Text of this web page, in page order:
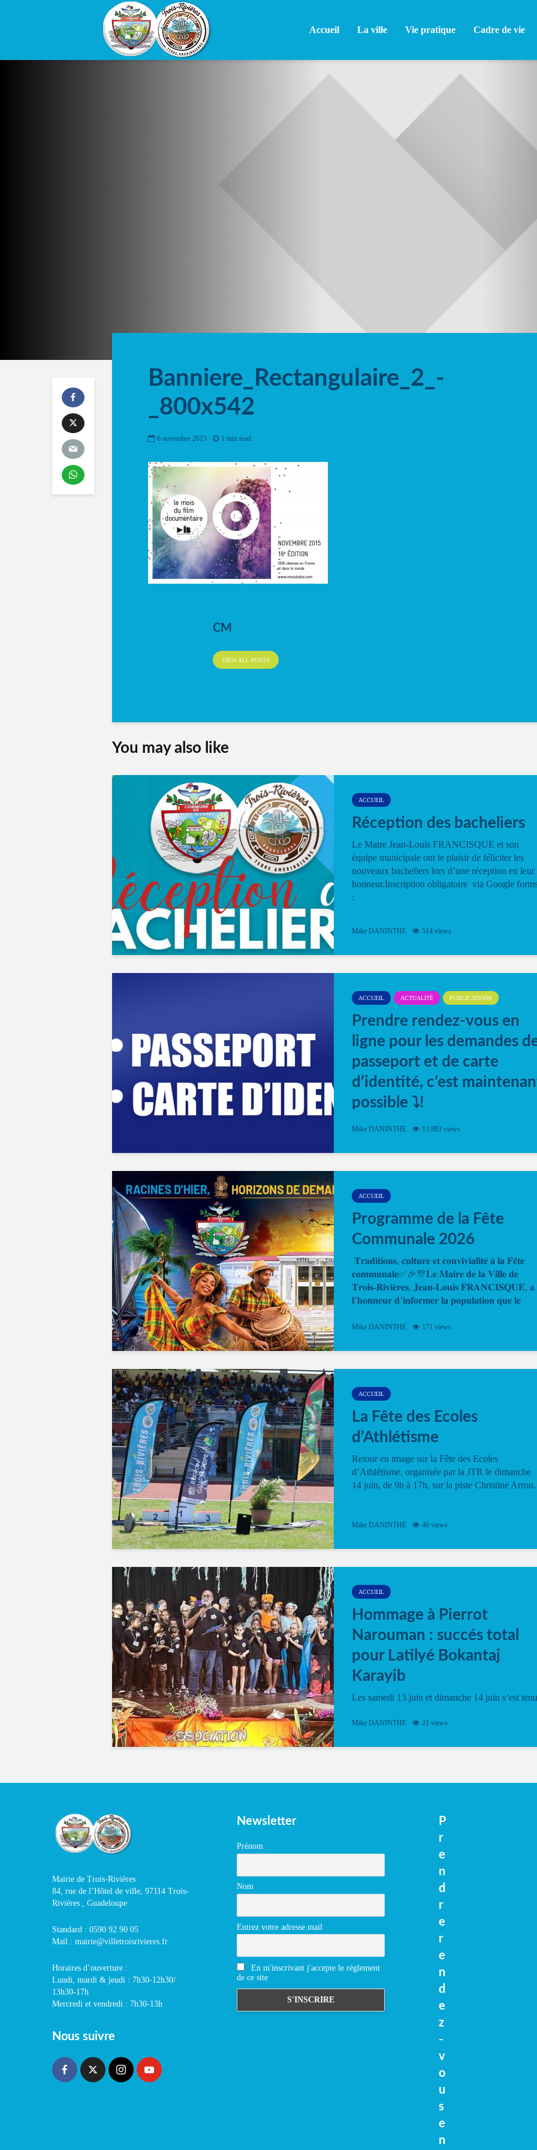
Accueil La ville Vie pratique Cadre de vie
Banniere_Rectangulaire_2_-
_800x542
6 novembre 2015 1 min read
CM
VIEW ALL POSTS
You may also like
ACCUEIL
Réception des bacheliers
Le Maire Jean-Louis FRANCISQUE et son
équipe municipale ont le plaisir de féliciter les
nouveaux bacheliers lors d’une réception en leur
honneur.Inscription obligatoire via Google
:
Mike DANINTHE 514 views
ACCUEIL ACTUALITÉ PUBLICATIONS
Prendre rendez-vous en
ligne pour les demandes
passeport et de carte
d’identité, c’est
possible ⤵️!
Désormais, il est possible de prendre rendez-
Mike DANINTHE 13 883 views
ACCUEIL
Programme de la Fête
Communale 2026
𝐓𝐫𝐚𝐝𝐢𝐭𝐢𝐨𝐧𝐬, 𝐜𝐮𝐥𝐭𝐮𝐫𝐞 𝐞𝐭 𝐜𝐨𝐧𝐯𝐢𝐯𝐢𝐚𝐥𝐢𝐭𝐞́ 𝐚̀ 𝐥𝐚 𝐅𝐞̂𝐭𝐞
𝐜𝐨𝐦𝐦𝐮𝐧𝐚𝐥𝐞✅🎉🎊𝐋𝐞 𝐌𝐚𝐢𝐫𝐞 𝐝𝐞 𝐥𝐚 𝐕𝐢𝐥𝐥𝐞 𝐝𝐞
𝐓𝐫𝐨𝐢𝐬-𝐑𝐢𝐯𝐢𝐞̀𝐫𝐞𝐬, 𝐉𝐞𝐚𝐧-𝐋𝐨𝐮𝐢𝐬 𝐅𝐑𝐀𝐍𝐂𝐈𝐒𝐐𝐔𝐄, 𝐚
𝐥’𝐡𝐨𝐧𝐧𝐞𝐮𝐫 𝐝’𝐢𝐧𝐟𝐨𝐫𝐦𝐞𝐫 𝐥𝐚 𝐩𝐨𝐩𝐮𝐥𝐚𝐭𝐢𝐨𝐧 𝐪𝐮𝐞 𝐥𝐞
Mike DANINTHE 171 views
ACCUEIL
La Fête des Ecoles
d’Athlétisme
Retour en image sur la Fête des Ecoles
d’Athlétisme, organisée par la JTR le dimanche
14 juin, de 9h à 17h, sur la piste Christine Arron.
Mike DANINTHE 46 views
ACCUEIL
Hommage à Pierrot
Narouman : succés total
pour Latilyé Bokantaj
Karayib
Les samedi 13 juin et dimanche 14 juin s’est tenu
vibrant à Pierrot Narouman, organisé par
spectacle de fin d’année, présenté à la salle...
Mike DANINTHE 21 views
Mairie de Trois-Rivières
84, rue de l’Hôtel de ville, 97114 Trois-
Rivières , Guadeloupe
Standard : 0590 92 90 05
Mail : mairie@villetroisrivieres.fr
Horaires d’ouverture :
Lundi, mardi & jeudi : 7h30-12h30/
13h30-17h
Mercredi et vendredi : 7h30-13h
Nous suivre
Newsletter
Prénom
Nom
Entrez votre adresse mail
En m'inscrivant j'accepte le réglement
de ce site
P
r
e
n
d
r
e
r
e
n
d
e
z
-
v
o
u
s
e
n